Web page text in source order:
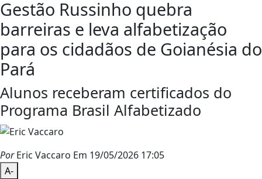
Gestão Russinho quebra
barreiras e leva alfabetização
para os cidadãos de Goianésia do
Pará
Alunos receberam certificados do
Programa Brasil Alfabetizado
PorEric Vaccaro Em 19/05/2026 17:05
A-